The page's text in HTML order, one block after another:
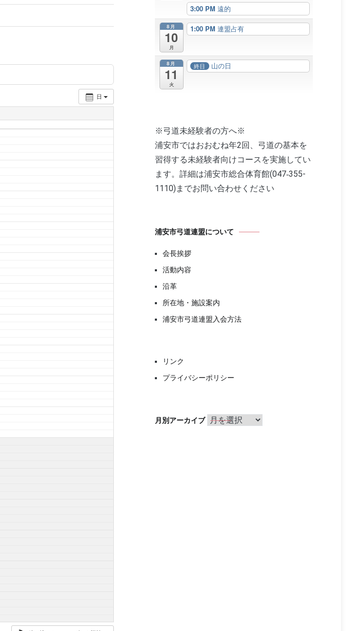
日
3:00 PM 遠的
8月
10
月
1:00 PM 連盟占有
8月
11
火
終日 山の日
※弓道未経験者の方へ※
浦安市ではおおむね年2回、弓道の基本を
習得する未経験者向けコースを実施してい
ます。詳細は浦安市総合体育館(047‐355-
1110)までお問い合わせください
浦安市弓道連盟について
会長挨拶
活動内容
沿革
所在地・施設案内
浦安市弓道連盟入会方法
リンク
プライバシーポリシー
月別アーカイブ 月
別